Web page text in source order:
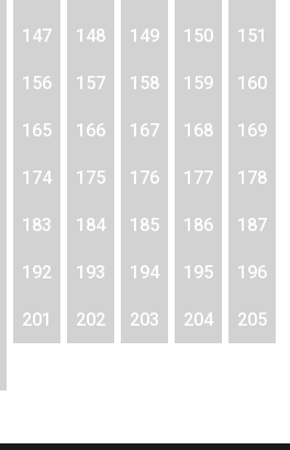
147 148 149 150 151
156 157 158 159 160
165 166 167 168 169
174 175 176 177 178
183 184 185 186 187
192 193 194 195 196
201 202 203 204 205